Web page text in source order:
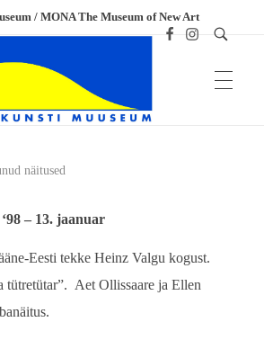
/ MONA The Museum of New Art
näitused
– 13. jaanuar
Eesti tekke Heinz Valgu kogust.
tütretütar”. Aet Ollissaare ja Ellen